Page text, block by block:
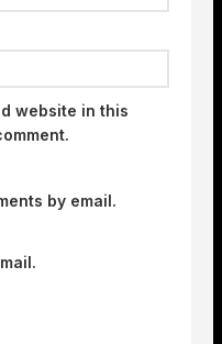
website in this
by email.